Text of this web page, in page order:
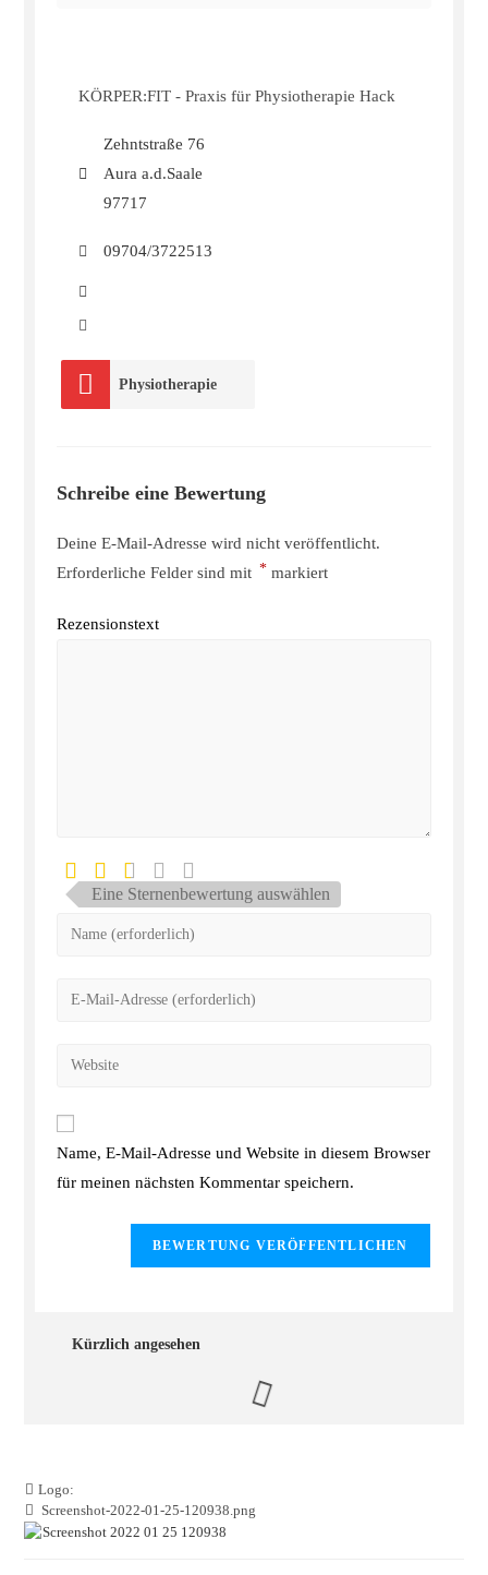
KÖRPER:FIT - Praxis für Physiotherapie Hack
Zehntstraße 76
Aura a.d.Saale
97717
09704/3722513
Physiotherapie
Schreibe eine Bewertung
Deine E-Mail-Adresse wird nicht veröffentlicht.
Erforderliche Felder sind mit * markiert
Rezensionstext
Eine Sternenbewertung auswählen
Name, E-Mail-Adresse und Website in diesem Browser
für meinen nächsten Kommentar speichern.
Kürzlich angesehen
Logo:
Screenshot-2022-01-25-120938.png